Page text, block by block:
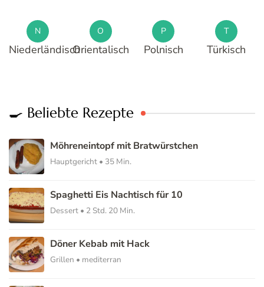
N
Niederländisch
O
Orientalisch
P
Polnisch
T
Türkisch
🍳 Beliebte Rezepte
Möhreneintopf mit Bratwürstchen
Hauptgericht • 35 Min.
Spaghetti Eis Nachtisch für 10
Dessert • 2 Std. 20 Min.
Döner Kebab mit Hack
Grillen • mediterran